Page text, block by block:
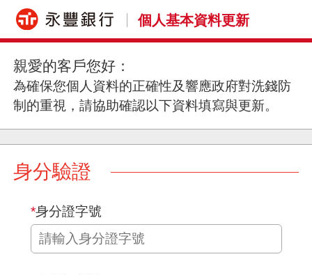
個人基本資料更新
親愛的客戶您好：
為確保您個人資料的正確性及響應政府對洗錢防
制的重視，請協助確認以下資料填寫與更新。
身分驗證
*身分證字號